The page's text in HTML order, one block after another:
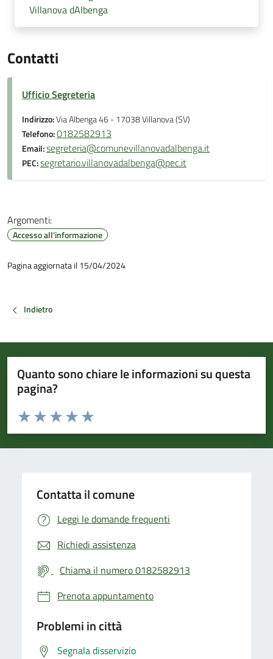
Villanova dAlbenga
Contatti
Ufficio Segreteria
Indirizzo:Via Albenga 46 - 17038 Villanova (SV)
Telefono:0182582913
Email:segreteria@comunevillanovadalbenga.it
PEC:segretario.villanovadalbenga@pec.it
Argomenti:
Accesso all'informazione
Pagina aggiornata il 15/04/2024
Indietro
Quanto sono chiare le informazioni su questa
pagina?
Valuta da 1 a 5 stelle la pagina
Valuta 5 stelle su 5
Valuta 4 stelle su 5
Valuta 3 stelle su 5
Valuta 2 stelle su 5
Valuta 1 stelle su 5
Contatta il comune
Leggi le domande frequenti
Richiedi assistenza
Chiama il numero 0182582913
Prenota appuntamento
Problemi in città
Segnala disservizio